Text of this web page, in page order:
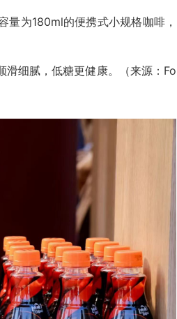
量为180ml的便携式小规格咖啡，
滑细腻，低糖更健康。（来源：Fo